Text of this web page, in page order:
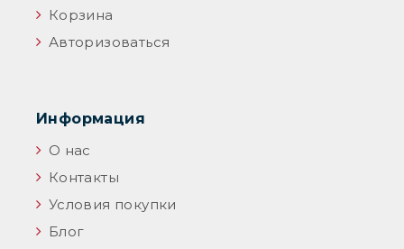
Корзина
Авторизоваться
Информация
О нас
Контакты
Условия покупки
Блог